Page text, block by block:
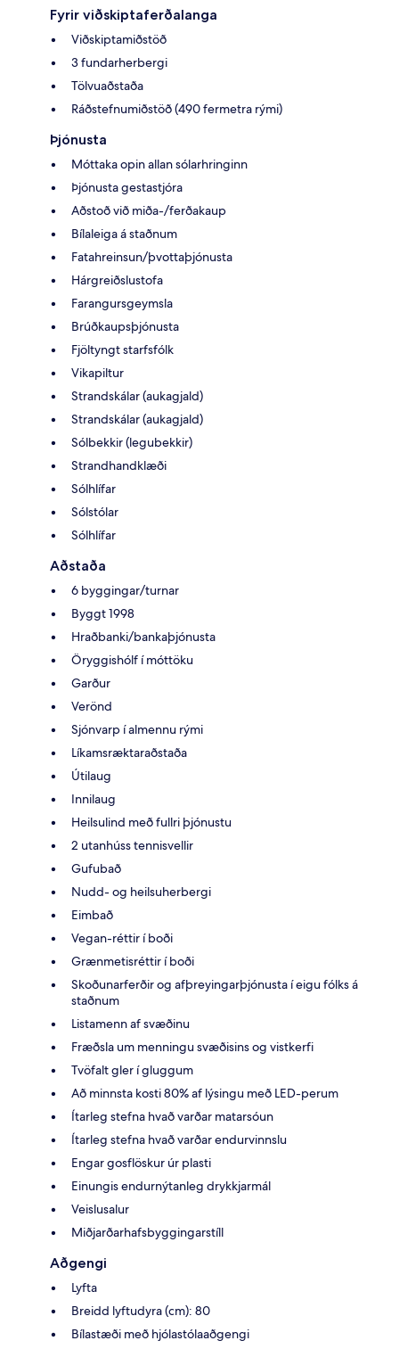
Fyrir viðskiptaferðalanga
Viðskiptamiðstöð
3 fundarherbergi
Tölvuaðstaða
Ráðstefnumiðstöð (490 fermetra rými)
Þjónusta
Móttaka opin allan sólarhringinn
Þjónusta gestastjóra
Aðstoð við miða-/ferðakaup
Bílaleiga á staðnum
Fatahreinsun/þvottaþjónusta
Hárgreiðslustofa
Farangursgeymsla
Brúðkaupsþjónusta
Fjöltyngt starfsfólk
Vikapiltur
Strandskálar (aukagjald)
Strandskálar (aukagjald)
Sólbekkir (legubekkir)
Strandhandklæði
Sólhlífar
Sólstólar
Sólhlífar
Aðstaða
6 byggingar/turnar
Byggt 1998
Hraðbanki/bankaþjónusta
Öryggishólf í móttöku
Garður
Verönd
Sjónvarp í almennu rými
Líkamsræktaraðstaða
Útilaug
Innilaug
Heilsulind með fullri þjónustu
2 utanhúss tennisvellir
Gufubað
Nudd- og heilsuherbergi
Eimbað
Vegan-réttir í boði
Grænmetisréttir í boði
Skoðunarferðir og afþreyingarþjónusta í eigu fólks á
staðnum
Listamenn af svæðinu
Fræðsla um menningu svæðisins og vistkerfi
Tvöfalt gler í gluggum
Að minnsta kosti 80% af lýsingu með LED-perum
Ítarleg stefna hvað varðar matarsóun
Ítarleg stefna hvað varðar endurvinnslu
Engar gosflöskur úr plasti
Einungis endurnýtanleg drykkjarmál
Veislusalur
Miðjarðarhafsbyggingarstíll
Aðgengi
Lyfta
Breidd lyftudyra (cm): 80
Bílastæði með hjólastólaaðgengi